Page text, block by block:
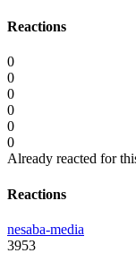
Reactions
0
0
0
0
0
0
Already reacted for
Reactions
nesaba-media
3953